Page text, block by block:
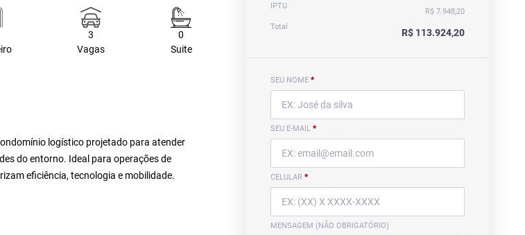
3
Vagas
0
Suite
logístico projetado para atender
do entorno. Ideal para operações de
eficiência, tecnologia e mobilidade.
IPTU
R$ 7.948,20
Total
R$ 113.924,20
SEU NOME *
SEU E-MAIL *
CELULAR *
MENSAGEM (NÃO OBRIGATÓRIO)